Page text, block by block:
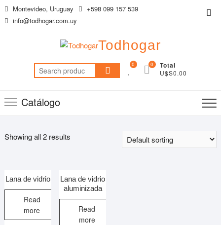
SaltarMontevideo, Uruguay
+598 099 157 539
info@todhogar.com.uy
Todhogar
Search
for:
0 Total
U$S0.00
0
Catálogo
Showing all 2 results
Lana de vidrio
Read
more
Lana de vidrio
aluminizada
Read
more